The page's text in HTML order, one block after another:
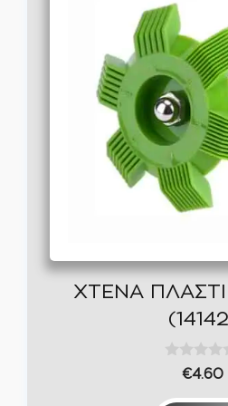
ΧΤΕΝΑ
u
€4.60
πολλαπλές
παραλλαγές.
επιλογές
μπορούν
σελίδα
του